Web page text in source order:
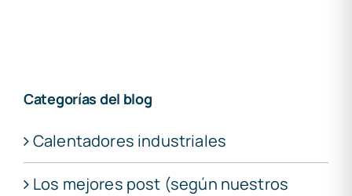
Categorías del blog
Calentadores industriales
Los mejores post (según nuestros